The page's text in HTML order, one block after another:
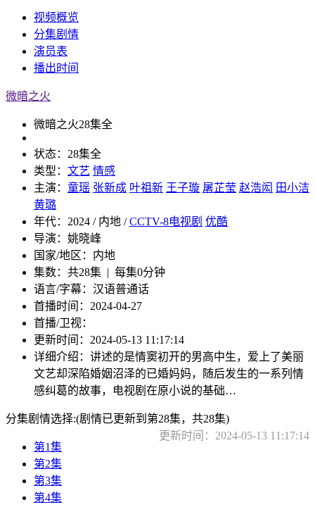
视频概览
分集剧情
演员表
播出时间
微暗之火
微暗之火28集全
状态： 28集全
类型： 文艺 情感
主演： 童瑶 张新成 叶祖新 王子璇 屠芷莹 赵浩闳 田小洁
黄璐
年代： 2024 / 内地 /CCTV-8电视剧 优酷
导演： 姚晓峰
国家/地区： 内地
集数： 共28集 | 每集0分钟
语言/字幕： 汉语普通话
首播时间： 2024-04-27
首播/卫视：
更新时间： 2024-05-13 11:17:14
详细介绍： 讲述的是情窦初开的男高中生，爱上了美丽
文艺却深陷婚姻沼泽的已婚妈妈，随后发生的一系列情
感纠葛的故事，电视剧在原小说的基础…
分集剧情选择:(剧情已更新到第28集，共28集)
更新时间：2024-05-13 11:17:14
第1集
第2集
第3集
第4集